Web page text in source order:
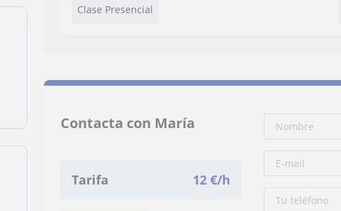
Clase Presencial
Contacta con María
Tarifa 12 €/h